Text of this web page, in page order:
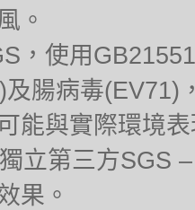
。
，使用
腸病毒(EV71)
能與實際環境
立第三方SGS
果。